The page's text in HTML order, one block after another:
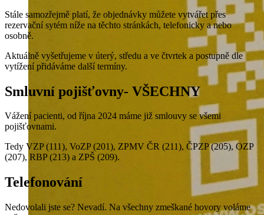
Stále samozřejmě platí, že objednávky můžete vytvářet přes
rezervační sytém níže na těchto stránkách, telefonicky a nebo
osobně.
Aktuálně vyšetřujeme v úterý, středu a ve čtvrtek a postupně dle
vytížení přidáváme další termíny.
Smluvní pojišťovny- VŠECHNY
Vážení pacienti, od října 2024 máme již smlouvy se všemi
pojišťovnami.
Tedy VZP (111), VoZP (201), ZPMV ČR (211), ČPZP (205), OZP
(207), RBP (213) a ZPŠ (209).
Telefonování
Nedovolali jste se? Nevadí. Na všechny zmeškané hovory voláme